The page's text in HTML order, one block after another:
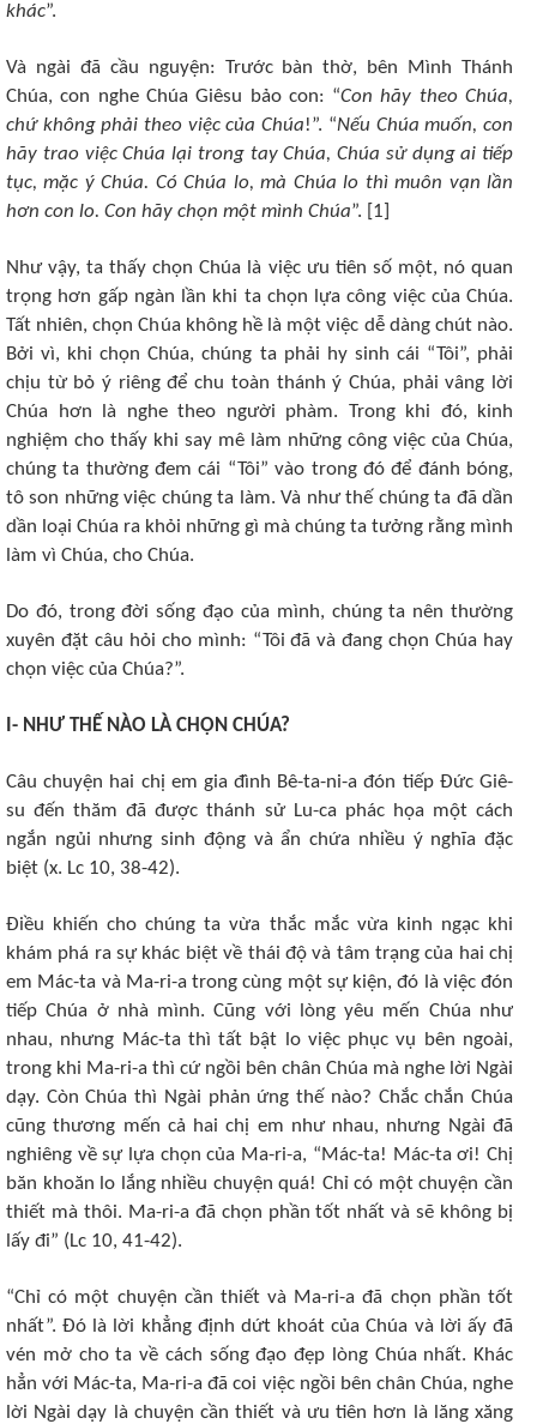
khác”.
Và ngài đã cầu nguyện: Trước bàn thờ, bên Mình Thánh
Chúa, con nghe Chúa Giêsu bảo con: “Con hãy theo Chúa,
chứ không phải theo việc của Chúa!”. “Nếu Chúa muốn, con
hãy trao việc Chúa lại trong tay Chúa, Chúa sử dụng ai tiếp
tục, mặc ý Chúa. Có Chúa lo, mà Chúa lo thì muôn vạn lần
hơn con lo. Con hãy chọn một mình Chúa”. [1]
Như vậy, ta thấy chọn Chúa là việc ưu tiên số một, nó quan
trọng hơn gấp ngàn lần khi ta chọn lựa công việc của Chúa.
Tất nhiên, chọn Chúa không hề là một việc dễ dàng chút nào.
Bởi vì, khi chọn Chúa, chúng ta phải hy sinh cái “Tôi”, phải
chịu từ bỏ ý riêng để chu toàn thánh ý Chúa, phải vâng lời
Chúa hơn là nghe theo người phàm. Trong khi đó, kinh
nghiệm cho thấy khi say mê làm những công việc của Chúa,
chúng ta thường đem cái “Tôi” vào trong đó để đánh bóng,
tô son những việc chúng ta làm. Và như thế chúng ta đã dần
dần loại Chúa ra khỏi những gì mà chúng ta tưởng rằng mình
làm vì Chúa, cho Chúa.
Do đó, trong đời sống đạo của mình, chúng ta nên thường
xuyên đặt câu hỏi cho mình: “Tôi đã và đang chọn Chúa hay
chọn việc của Chúa?”.
I- NHƯ THẾ NÀO LÀ CHỌN CHÚA?
Câu chuyện hai chị em gia đình Bê-ta-ni-a đón tiếp Đức Giê-
su đến thăm đã được thánh sử Lu-ca phác họa một cách
ngắn ngủi nhưng sinh động và ẩn chứa nhiều ý nghĩa đặc
biệt (x. Lc 10, 38-42).
Điều khiến cho chúng ta vừa thắc mắc vừa kinh ngạc khi
khám phá ra sự khác biệt về thái độ và tâm trạng của hai chị
em Mác-ta và Ma-ri-a trong cùng một sự kiện, đó là việc đón
tiếp Chúa ở nhà mình. Cũng với lòng yêu mến Chúa như
nhau, nhưng Mác-ta thì tất bật lo việc phục vụ bên ngoài,
trong khi Ma-ri-a thì cứ ngồi bên chân Chúa mà nghe lời Ngài
dạy. Còn Chúa thì Ngài phản ứng thế nào? Chắc chắn Chúa
cũng thương mến cả hai chị em như nhau, nhưng Ngài đã
nghiêng về sự lựa chọn của Ma-ri-a, “Mác-ta! Mác-ta ơi! Chị
băn khoăn lo lắng nhiều chuyện quá! Chỉ có một chuyện cần
thiết mà thôi. Ma-ri-a đã chọn phần tốt nhất và sẽ không bị
lấy đi” (Lc 10, 41-42).
“Chỉ có một chuyện cần thiết và Ma-ri-a đã chọn phần tốt
nhất”. Đó là lời khẳng định dứt khoát của Chúa và lời ấy đã
vén mở cho ta về cách sống đạo đẹp lòng Chúa nhất. Khác
hẳn với Mác-ta, Ma-ri-a đã coi việc ngồi bên chân Chúa, nghe
lời Ngài dạy là chuyện cần thiết và ưu tiên hơn là lăng xăng